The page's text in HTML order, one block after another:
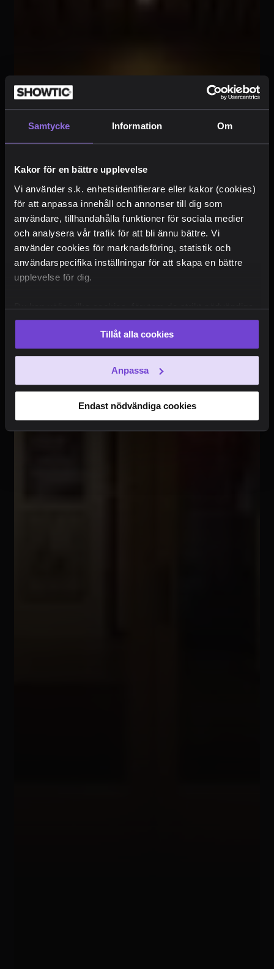
Samtycke Information Om
Kakor för en bättre upplevelse
Vi använder s.k. enhetsidentifierare eller kakor (cookies)
för att anpassa innehåll och annonser till dig som
användare, tillhandahålla funktioner för sociala medier
och analysera vår trafik för att bli ännu bättre. Vi
använder cookies för marknadsföring, statistik och
användarspecifika inställningar för att skapa en bättre
upplevelse för dig.
Du kan välja vilka cookies, förutom de strikt nödvändiga,
som du vill acceptera. Du kan också när som helst ändra
ditt val eller återkalla ditt samtycke genom att klicka på
den runda symbolen i skärmens nederkant.
Tillåt alla cookies
Anpassa
Endast nödvändiga cookies